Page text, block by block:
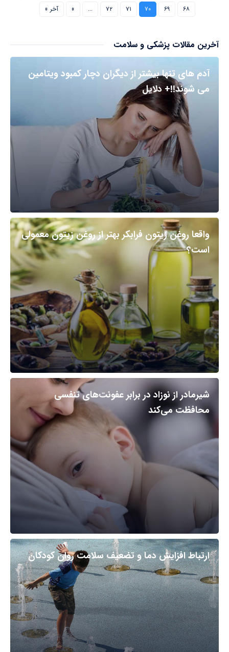
۶۸
۶۹ ۷۰ ۷۱ ۷۲ ...
» آخر »
آخرین مقالات پزشکی و سلامت
آدم های تنها بیشتر از دیگران دچار کمبود ویتامین
می شوند!!+ دلایل
واقعا روغن زیتون فرابکر بهتر از روغن زیتون معمولی
است؟
شیرمادر از نوزاد در برابر عفونت‌های تنفسی
محافظت می‌کند
ارتباط افزایش دما و تضعیف سلامت روان کودکان